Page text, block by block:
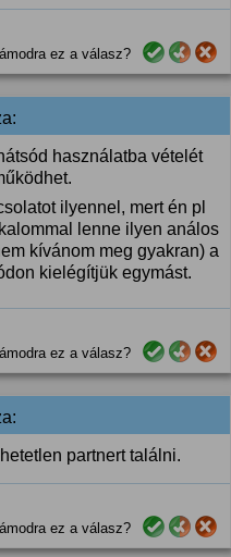
ez a válasz?
használatba vételét
ilyennel, mert én pl
lenne ilyen análos
kívánom meg gyakran) a
kielégítjük egymást.
ez a válasz?
partnert találni.
ez a válasz?